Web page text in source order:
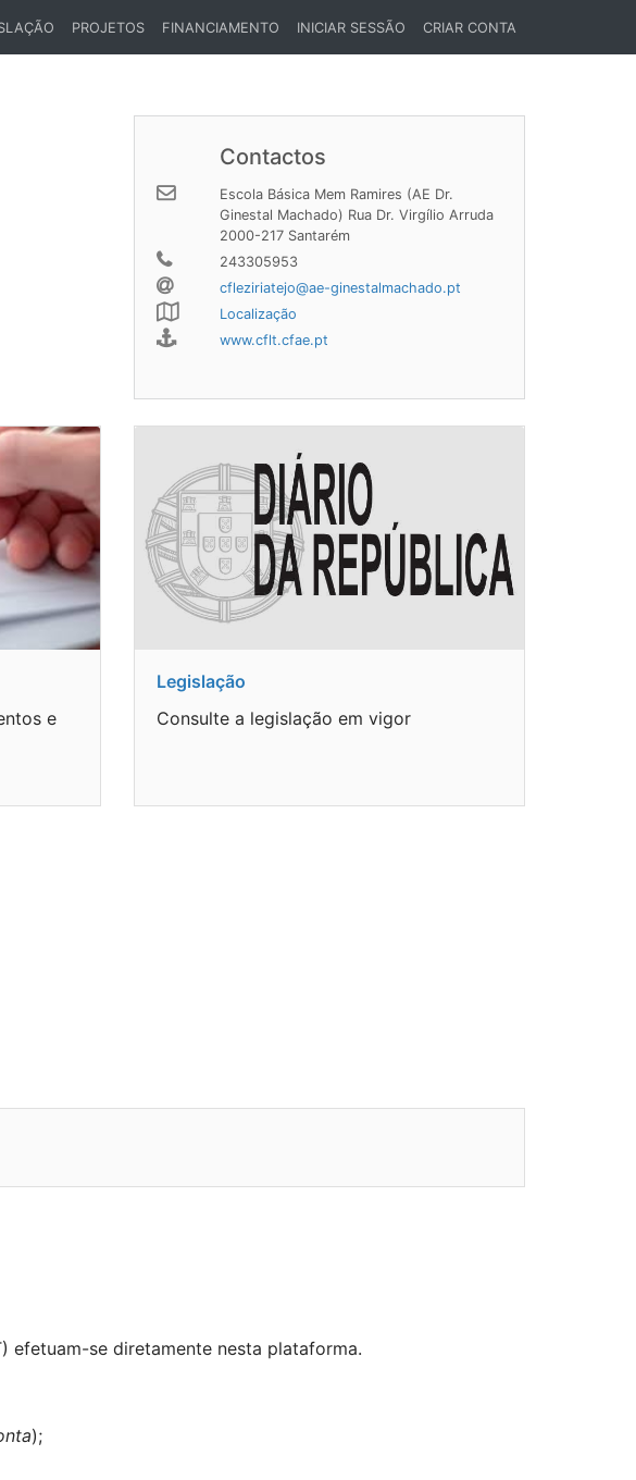
PROJETOS FINANCIAMENTO INICIAR SESSÃO CRIAR CONTA
Contactos
Escola Básica Mem Ramires (AE Dr.
Ginestal Machado) Rua Dr. Virgílio Arruda
2000-217 Santarém
243305953
cfleziriatejo@ae-ginestalmachado.pt
Localização
www.cflt.cfae.pt
e
Legislação
Consulte a legislação em vigor
efetuam-se diretamente nesta plataforma.
);